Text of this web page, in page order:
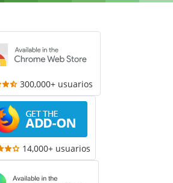
300,000+ usuarios
14,000+ usuarios